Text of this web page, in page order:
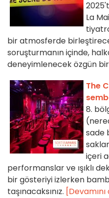
La
bir atmosferde
soruşturmanın içinde,
deneyimlenecek özgün
The
8.
sade
içeri
performanslar ve ışıklı
bir gösteriyi izlerken
taşınacaksınız. [Devamını